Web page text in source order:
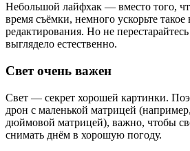
Небольшой лайфхак — вместо того,
время съёмки, немного ускорьте
редактирования. Но не
выглядело естественно.
Свет очень важен
Свет — секрет хорошей картинки.
дрон с маленькой матрицей (например,
дюймовой матрицей), важно, чтобы
снимать днём в хорошую погоду.